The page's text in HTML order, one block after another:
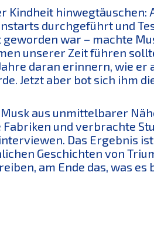
Kindheit hinwegtäuschen:
durchgeführt und
war – machte
unserer Zeit führen
daran erinnern, wie er
Jetzt aber bot sich ihm
aus unmittelbarer
und verbrachte
Das Ergebnis
Geschichten von
am Ende das, was es